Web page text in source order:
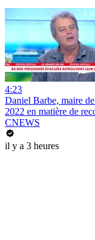
4:23
Daniel Barbe, maire
2022 en matière de
CNEWS
il y a 3 heures